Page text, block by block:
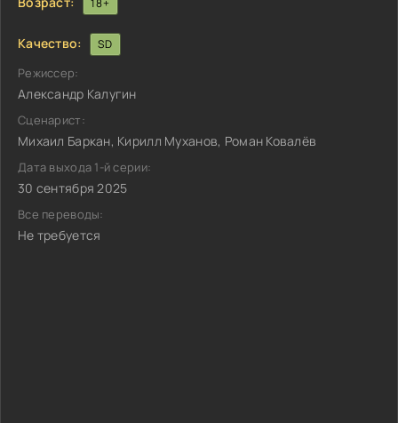
18+
Качество: SD
Режиссер:
Александр Калугин
Сценарист:
Михаил Баркан, Кирилл Муханов, Роман Ковалёв
Дата выхода 1-й серии:
30 сентября 2025
Все переводы:
Не требуется